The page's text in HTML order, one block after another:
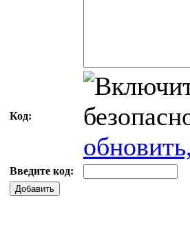
Код:
Введите код:
Добавить